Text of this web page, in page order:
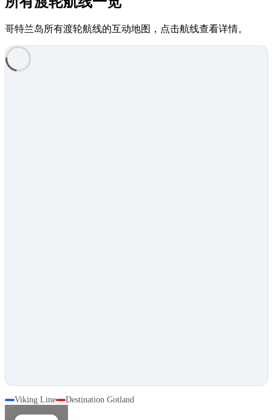
哥特兰岛所有渡轮航线的互动地图，点击航线查看详情。
Viking Line Destination Gotland